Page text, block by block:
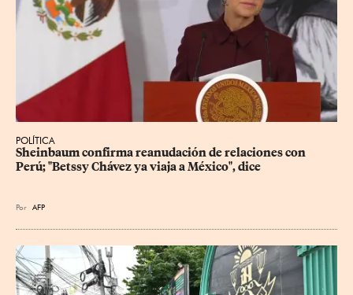
POLÍTICA
Sheinbaum confirma reanudación de relaciones con
Perú; "Betssy Chávez ya viaja a México", dice
Por AFP